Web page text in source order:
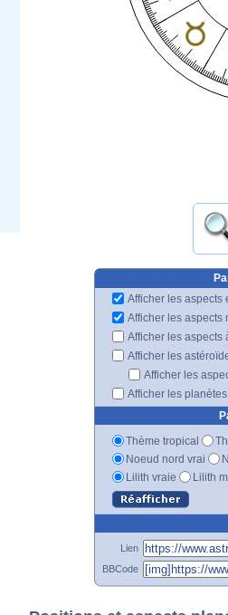
Afficher les aspects
Afficher les aspects
Afficher les
Afficher les
Afficher les
Afficher les
Thème tropical
Noeud nord vrai
Lilith vraie
Lilith
Lien
BBCode